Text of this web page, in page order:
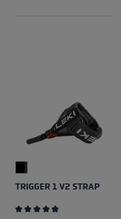
TRIGGER 1 V2 STRAP